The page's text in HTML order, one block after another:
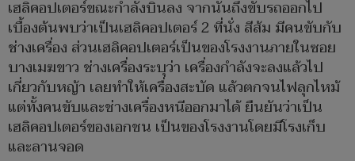
เฮลิคอปเตอร์ขณะกำลังบินลง จากนั้นถึงขับรถออกไป
เบื้องต้นพบว่าเป็นเฮลิคอปเตอร์ 2 ที่นั่ง สีส้ม มีคนขับกับ
ช่างเครื่อง ส่วนเฮลิคอปเตอร์เป็นของโรงงานภายในซอย
บางเมฆขาว ช่างเครื่องระบุว่า เครื่องกำลังจะลงแล้วไป
เกี่ยวกับหญ้า เลยทำให้เครื่องสะบัด แล้วตกจนไฟลุกไหม้
แต่ทั้งคนขับและช่างเครื่องหนีออกมาได้ ยืนยันว่าเป็น
เฮลิคอปเตอร์ของเอกชน เป็นของโรงงานโดยมีโรงเก็บ
และลานจอด